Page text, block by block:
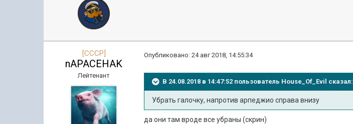
[CCCP]
nAPACEHAK
Лейтенант
Опубликовано:24 авг 2018, 14:55:34
В 24.08.2018 в 14:47:52 пользователь House_Of_Evil сказал:
Убрать галочку, напротив арпеджио справа внизу
да они там вроде все убраны (скрин)